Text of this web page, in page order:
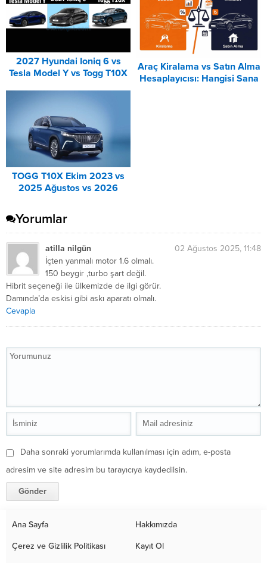
2027 Hyundai Ioniq 6 vs
Tesla Model Y vs Togg T10X
Araç Kiralama vs Satın Alma
Hesaplayıcısı: Hangisi Sana
TOGG T10X Ekim 2023 vs
2025 Ağustos vs 2026
Karşılaştırma
Yorumlar
atilla nilgün
02 Ağustos 2025, 11:48
İçten yanmalı motor 1.6 olmalı.
150 beygir ,turbo şart değil.
Hibrit seçeneği ile ülkemizde de ilgi görür.
Damında’da eskisi gibi askı aparatı olmalı.
Cevapla
Daha sonraki yorumlarımda kullanılması için adım, e-posta
adresim ve site adresim bu tarayıcıya kaydedilsin.
Ana Sayfa Hakkımızda
Çerez ve Gizlilik Politikası Kayıt Ol